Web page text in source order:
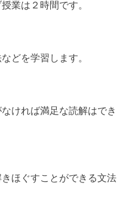
業は２時間です。
どを学習します。
ければ満足な読解はでき
ほぐすことができる文法